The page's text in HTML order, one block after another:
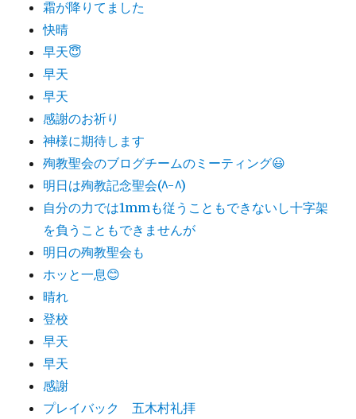
霜が降りてました
快晴
早天😇
早天
早天
感謝のお祈り
神様に期待します
殉教聖会のブログチームのミーティング😃
明日は殉教記念聖会(^-^)
自分の力では1mmも従うこともできないし十字架
を負うこともできませんが
明日の殉教聖会も
ホッと一息😊
晴れ
登校
早天
早天
感謝
プレイバック 五木村礼拝